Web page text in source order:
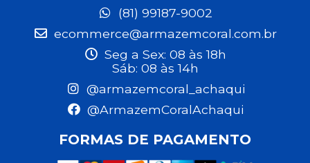
(81) 99187-9002
ecommerce@armazemcoral.com.br
Seg a Sex: 08 às 18h
Sáb: 08 às 14h
@armazemcoral_achaqui
@ArmazemCoralAchaqui
FORMAS DE PAGAMENTO